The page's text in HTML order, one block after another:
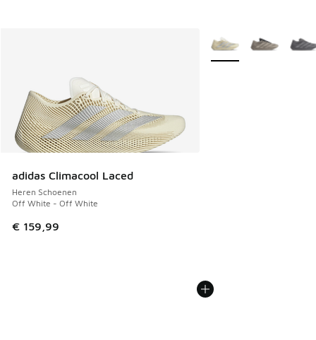
adidas Climacool Laced
Heren Schoenen
Off White - Off White
€ 159,99
Meer kleuren